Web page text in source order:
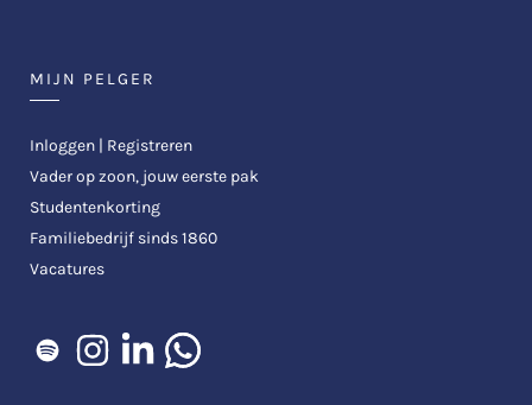
MIJN PELGER
Inloggen | Registreren
Vader op zoon, jouw eerste pak
Studentenkorting
Familiebedrijf sinds 1860
Vacatures